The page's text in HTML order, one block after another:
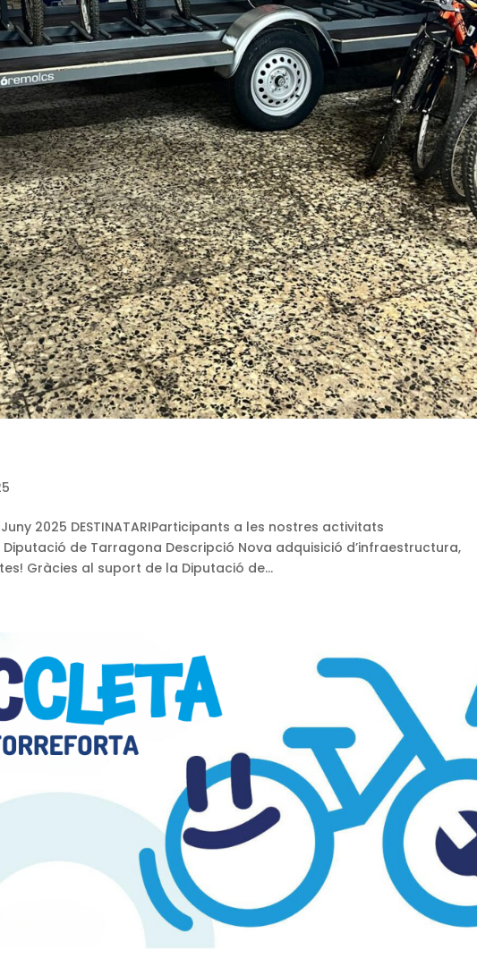
Juny 2025 DESTINATARIParticipants a les nostres activitats
/ Diputació de Tarragona Descripció Nova adquisició d’infraestructura,
Gràcies al suport de la Diputació de...